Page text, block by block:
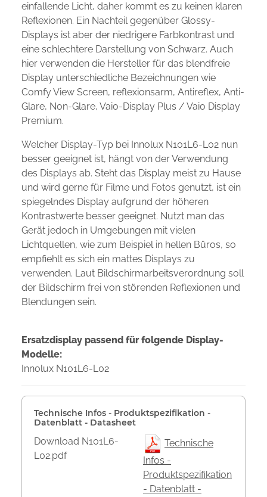
einfallende Licht, daher kommt es zu keinen klaren
Reflexionen. Ein Nachteil gegenüber Glossy-
Displays ist aber der niedrigere Farbkontrast und
eine schlechtere Darstellung von Schwarz. Auch
hier verwenden die Hersteller für das blendfreie
Display unterschiedliche Bezeichnungen wie
Comfy View Screen, reflexionsarm, Antireflex, Anti-
Glare, Non-Glare, Vaio-Display Plus / Vaio Display
Premium.
Welcher Display-Typ bei Innolux N101L6-L02 nun
besser geeignet ist, hängt von der Verwendung
des Displays ab. Steht das Display meist zu Hause
und wird gerne für Filme und Fotos genutzt, ist ein
spiegelndes Display aufgrund der höheren
Kontrastwerte besser geeignet. Nutzt man das
Gerät jedoch in Umgebungen mit vielen
Lichtquellen, wie zum Beispiel in hellen Büros, so
empfiehlt es sich ein mattes Displays zu
verwenden. Laut Bildschirmarbeitsverordnung soll
der Bildschirm frei von störenden Reflexionen und
Blendungen sein.
Ersatzdisplay passend für folgende Display-
Modelle:
Innolux N101L6-L02
Technische Infos - Produktspezifikation -
Datenblatt - Datasheet
Download N101L6-
L02.pdf
Technische
Infos -
Produktspezifikation
- Datenblatt -